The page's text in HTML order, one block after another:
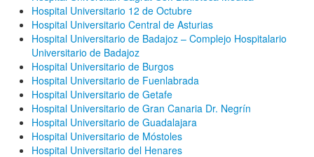
Hospital Universitario 12 de Octubre
Hospital Universitario Central de Asturias
Hospital Universitario de Badajoz – Complejo Hospitalario
Universitario de Badajoz
Hospital Universitario de Burgos
Hospital Universitario de Fuenlabrada
Hospital Universitario de Getafe
Hospital Universitario de Gran Canaria Dr. Negrín
Hospital Universitario de Guadalajara
Hospital Universitario de Móstoles
Hospital Universitario del Henares